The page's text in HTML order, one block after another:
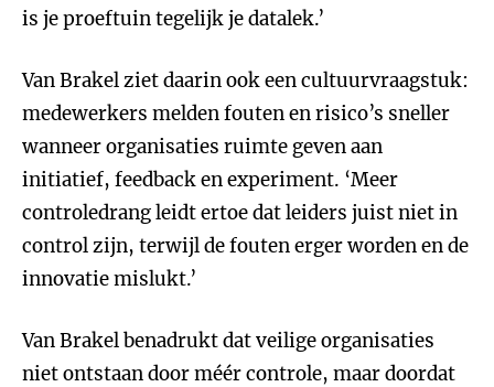
is je proeftuin tegelijk je datalek.’
Van Brakel ziet daarin ook een cultuurvraagstuk:
medewerkers melden fouten en risico’s sneller
wanneer organisaties ruimte geven aan
initiatief, feedback en experiment. ‘Meer
controledrang leidt ertoe dat leiders juist niet in
control zijn, terwijl de fouten erger worden en de
innovatie mislukt.’
Van Brakel benadrukt dat veilige organisaties
niet ontstaan door méér controle, maar doordat